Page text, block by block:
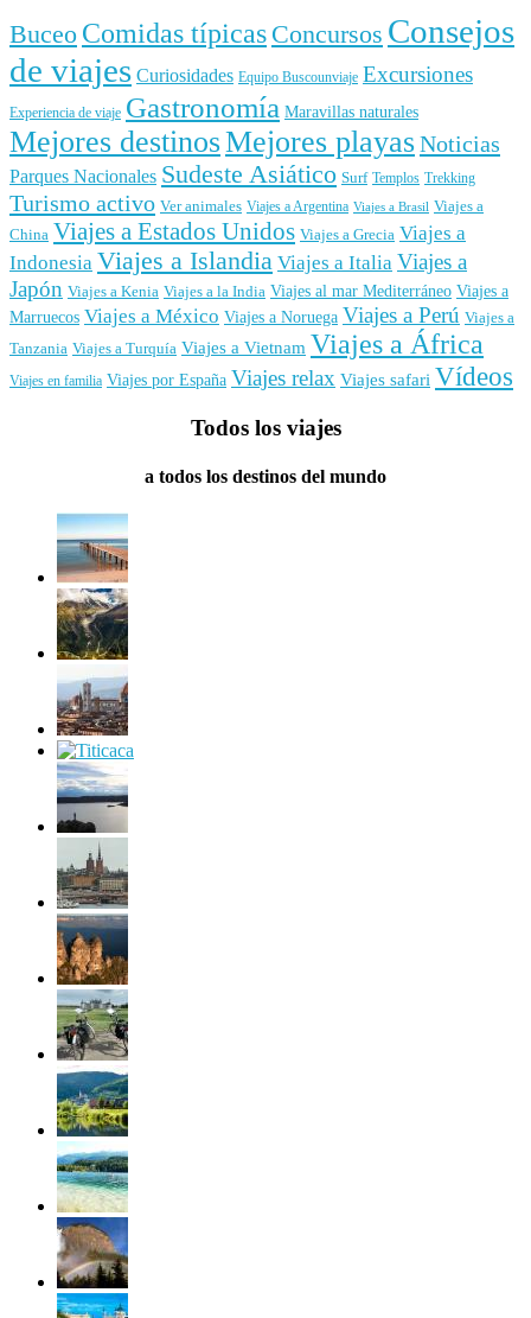
Buceo Comidas típicas Concursos Consejos
de viajes Curiosidades Equipo Buscounviaje Excursiones
Experiencia de viaje Gastronomía Maravillas naturales
Mejores destinosMejores playasNoticias
Parques Nacionales Sudeste Asiático Surf Templos Trekking
Turismo activo Ver animales Viajes a Argentina Viajes a Brasil Viajes a
China Viajes a Estados Unidos Viajes a Grecia Viajes a
Indonesia Viajes a Islandia Viajes a Italia Viajes a
Japón Viajes a Kenia Viajes a la India Viajes al mar Mediterráneo Viajes a
Marruecos Viajes a México Viajes a Noruega Viajes a Perú Viajes a
Tanzania Viajes a Turquía Viajes a Vietnam Viajes a África
Viajes en familia Viajes por España Viajes relax Viajes safari Vídeos
Todos los viajes
a todos los destinos del mundo